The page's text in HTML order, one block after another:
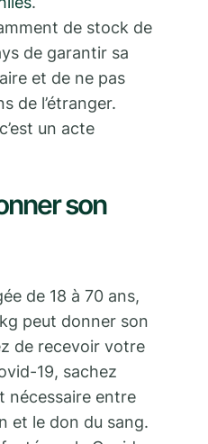
de stock de
de garantir sa
et de ne pas
de l’étranger.
un acte
son
de 18 à 70 ans,
peut donner son
de recevoir votre
19, sachez
nécessaire entre
et le don du sang.